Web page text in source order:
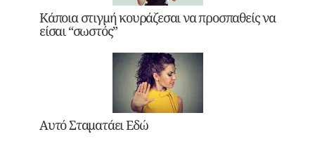
Κάποια στιγμή κουράζεσαι να προσπαθείς να
είσαι “σωστός”
Αυτό Σταματάει Εδώ